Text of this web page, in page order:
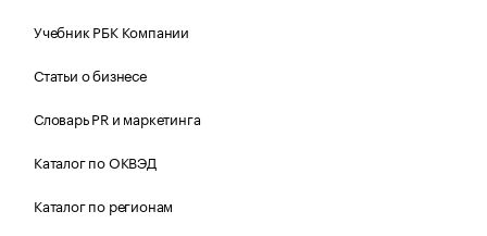
Учебник РБК Компании
Статьи о бизнесе
Словарь PR и маркетинга
Каталог по ОКВЭД
Каталог по регионам